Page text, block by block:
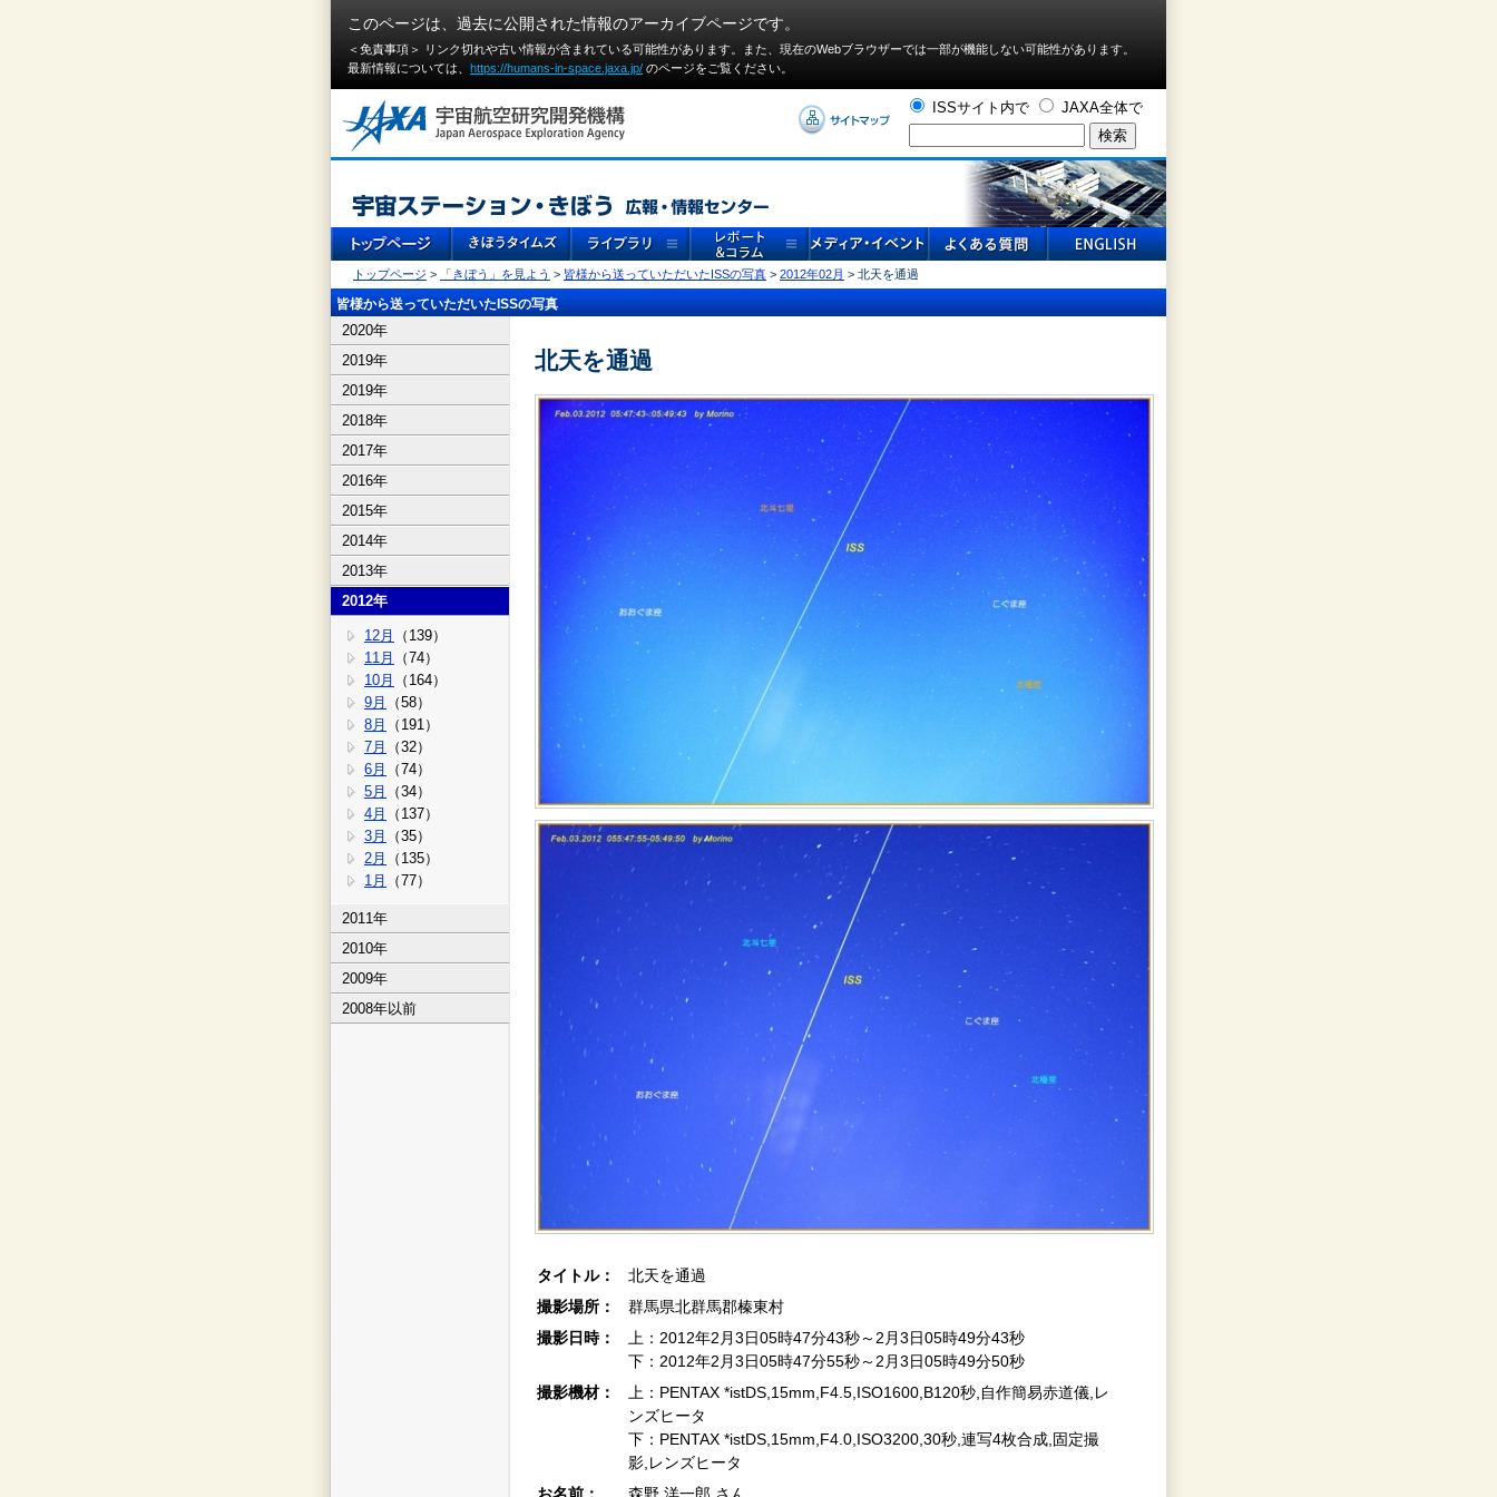
このページは、過去に公開された情報のアーカイブページです。
＜免責事項＞ リンク切れや古い情報が含まれている可能性があります。また、現在のWebブラウザーでは⼀部が機能しない可能性があります。
最新情報については、 https://humans-in-space.jaxa.jp/ のページをご覧ください。
ISSサイト内で JAXA全体で
トップページ > 「きぼう」を見よう > 皆様から送っていただいたISSの写真 > 2012年02月 > 北天を通過
皆様から送っていただいたISSの写真
2020年
2019年
2019年
2018年
2017年
2016年
2015年
2014年
2013年
2012年
12月
（139）
11月
（74）
10月
（164）
9月
（58）
8月
（191）
7月
（32）
6月
（74）
5月
（34）
4月
（137）
3月
（35）
2月
（135）
1月
（77）
2011年
2010年
2009年
2008年以前
北天を通過
タイトル：
北天を通過
撮影場所：
群馬県北群馬郡榛東村
撮影日時：
上：2012年2月3日05時47分43秒～2月3日05時49分43秒
下：2012年2月3日05時47分55秒～2月3日05時49分50秒
撮影機材：
上：PENTAX *istDS,15mm,F4.5,ISO1600,B120秒,自作簡易赤道儀,レ
ンズヒータ
下：PENTAX *istDS,15mm,F4.0,ISO3200,30秒,連写4枚合成,固定撮
影,レンズヒータ